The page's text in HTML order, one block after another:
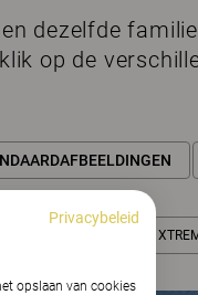
dezelfde
op de
Privacybeleid
opslaan van cookies